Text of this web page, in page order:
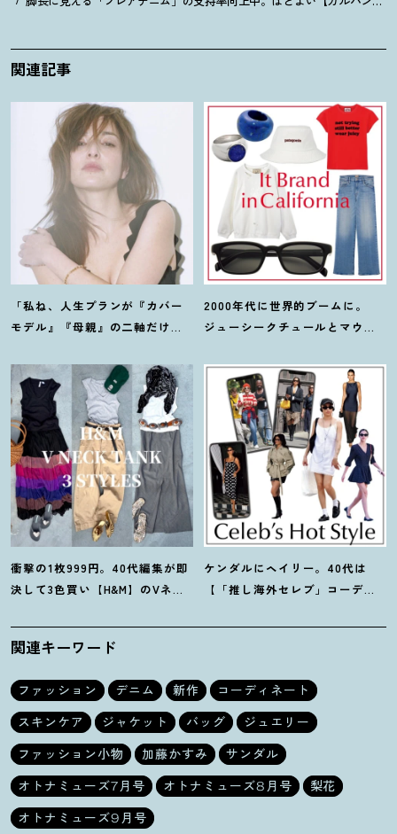
関連記事
「私ね、人生プランが『カバー
モデル』『母親』の二軸だけな
き方】
2000年代に世界的ブームに。
ジューシークチュールとマウ
ド】6選
衝撃の1枚999円。40代編集が即
決して3色買い【H&M】のVネッ
3選
ケンダルにヘイリー。40代は
【「推し海外セレブ」コーデ】
デが吉！
関連キーワード
ファッション デニム 新作
コーディネート
スキンケア
ジャケット バッグ
ジュエリー
ファッション小物
加藤かすみ
サンダル
オトナミューズ7月号
オトナミューズ8月号
梨花
オトナミューズ9月号